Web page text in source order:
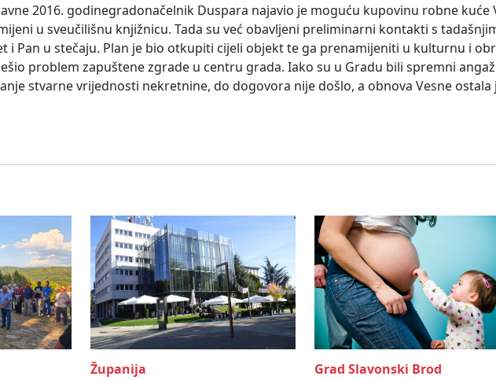
2016. godinegradonačelnik Duspara najavio je moguću kupovinu robne kuće
u sveučilišnu knjižnicu. Tada su već obavljeni preliminarni kontakti s
i Pan u stečaju. Plan je bio otkupiti cijeli objekt te ga prenamijeniti u kulturnu i
problem zapuštene zgrade u centru grada. Iako su u Gradu bili spremni
stvarne vrijednosti nekretnine, do dogovora nije došlo, a obnova Vesne ostala
Županija Grad Slavonski Brod